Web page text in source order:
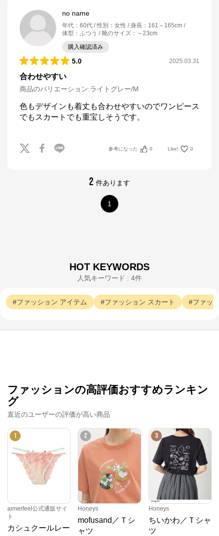
no name
年代 ： 60代 性別 ： 女性 身長 ： 161～165cm
体型 ： ふつう 靴のサイズ ： ～23cm
購入確認済み
5.0 2025.03.31
合わせやすい
商品のバリエーション:ライトグレー/M
色もデザインも着丈も合わせやすいのでワンピース
でもスカートでも重宝しそうです。
参考になった 0 Like! 0
2 件あります
1
HOT KEYWORDS
人気キーワード : 4件
ファッション アイテム ファッション スカート ファッ
ファッションの高評価おすすめランキン
グ
直近のユーザーの評価が高い商品
1
aimerfeel公式通販サイ
ト
カシュクールレー
2
Honeys
mofusand／Ｔシ
ャツ
3
Honeys
ちいかわ／Ｔシャ
ツ